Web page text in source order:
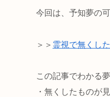
今回は、予知夢の
＞＞ 霊視で無くし
この記事でわかる
・無くしたものが